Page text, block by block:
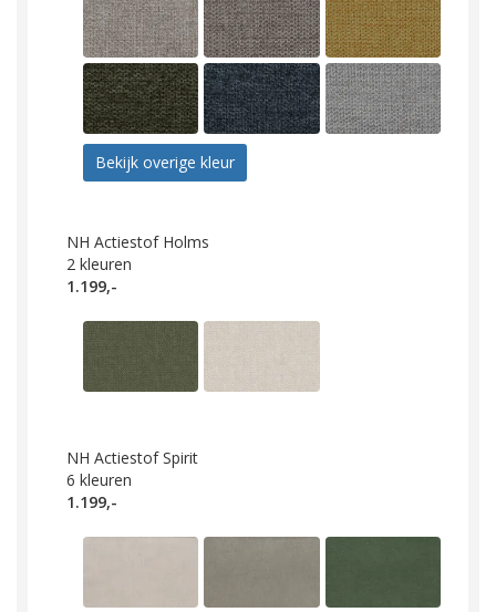
Bekijk overige kleur
NH Actiestof Holms
2 kleuren
1.199,-
NH Actiestof Spirit
6 kleuren
1.199,-